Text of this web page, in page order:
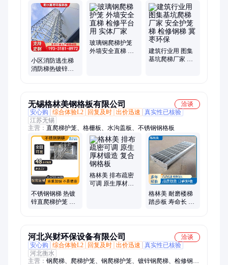
深井安全扶梯、不锈钢爬梯护笼、镀锌直爬钢梯子、工程玻璃钢
直梯、镀锌钢爬梯护笼、玻璃钢爬梯护笼
小区消防逃生梯
消防梯热镀锌钢
玻璃钢爬梯护笼
外墙安全直梯 检
建筑行业用 图集
基坑爬梯厂家 安
无锡格林美钢格板有限公司
洽谈
安心购
综合体验L2 回复及时 出价迅速
真实性已核验
江苏无锡
主营： 直爬梯护笼、格栅板、水沟盖板、不锈钢钢格板
不锈钢钢梯 热镀
锌直爬梯护笼 承
格林美 排布疏密
可调 原生厚材锻
格林美 耐磨楼梯
踏步板 寿命长 检
河北兴财环保设备有限公司
洽谈
安心购
综合体验L2 回复及时 出价迅速
真实性已核验
河北衡水
主营： 钢爬梯、爬梯护笼、钢爬梯护笼、镀锌钢爬梯、检修钢爬